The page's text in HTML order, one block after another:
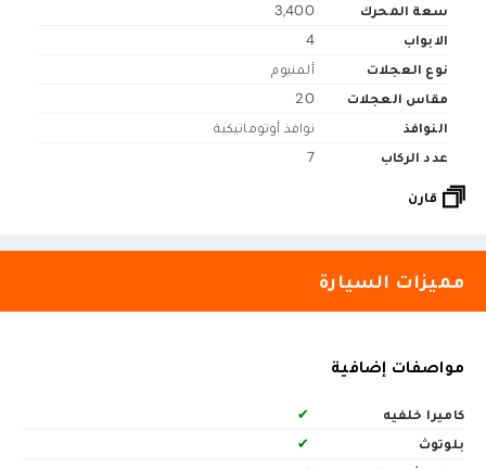
سعة المحرك
3,400
الابواب
4
نوع العجلات
ألمنيوم
مقاس العجلات
20
النوافذ
نوافذ أوتوماتيكية
عدد الركاب
7
قارن
مميزات السيارة
مواصفات إضافية
كاميرا خلفيه
✔
بلوتوث
✔